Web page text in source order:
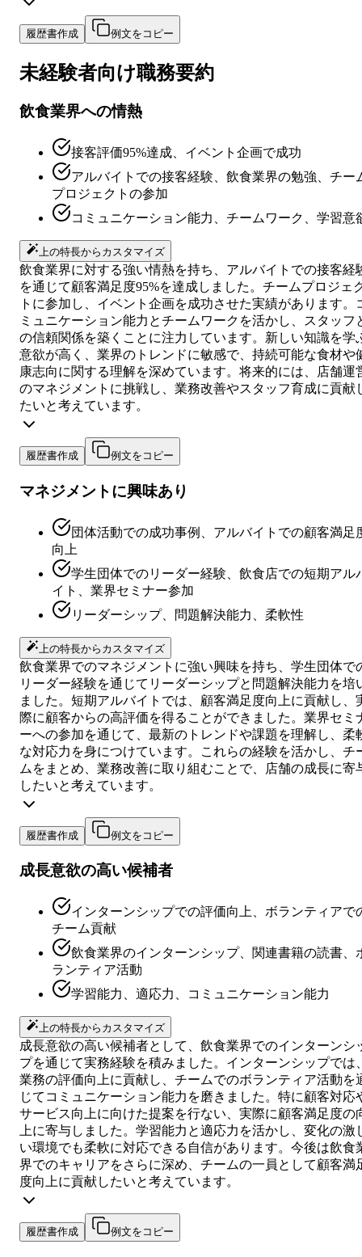
履歴書作成 例文をコピー
未経験者向け職務要約
飲食業界への情熱
接客評価95%達成、イベント企画で成功
アルバイトでの接客経験、飲食業界の勉強、チー
プロジェクトの参加
コミュニケーション能力、チームワーク、学習意
上の特長からカスタマイズ
飲食業界に対する強い情熱を持ち、アルバイトでの接客経
を通じて顧客満足度95%を達成しました。チームプロジェ
トに参加し、イベント企画を成功させた実績があります。
ミュニケーション能力とチームワークを活かし、スタッフ
の信頼関係を築くことに注力しています。新しい知識を学
意欲が高く、業界のトレンドに敏感で、持続可能な食材や
康志向に関する理解を深めています。将来的には、店舗運
のマネジメントに挑戦し、業務改善やスタッフ育成に貢献
たいと考えています。
履歴書作成 例文をコピー
マネジメントに興味あり
団体活動での成功事例、アルバイトでの顧客満足
向上
学生団体でのリーダー経験、飲食店での短期アル
イト、業界セミナー参加
リーダーシップ、問題解決能力、柔軟性
上の特長からカスタマイズ
飲食業界でのマネジメントに強い興味を持ち、学生団体で
リーダー経験を通じてリーダーシップと問題解決能力を培
ました。短期アルバイトでは、顧客満足度向上に貢献し、
際に顧客からの高評価を得ることができました。業界セミ
ーへの参加を通じて、最新のトレンドや課題を理解し、柔
な対応力を身につけています。これらの経験を活かし、チ
ムをまとめ、業務改善に取り組むことで、店舗の成長に寄
したいと考えています。
履歴書作成 例文をコピー
成長意欲の高い候補者
インターンシップでの評価向上、ボランティアで
チーム貢献
飲食業界のインターンシップ、関連書籍の読書、
ランティア活動
学習能力、適応力、コミュニケーション能力
上の特長からカスタマイズ
成長意欲の高い候補者として、飲食業界でのインターンシ
プを通じて実務経験を積みました。インターンシップでは
業務の評価向上に貢献し、チームでのボランティア活動を
じてコミュニケーション能力を磨きました。特に顧客対応
サービス向上に向けた提案を行ない、実際に顧客満足度の
上に寄与しました。学習能力と適応力を活かし、変化の激
い環境でも柔軟に対応できる自信があります。今後は飲食
界でのキャリアをさらに深め、チームの一員として顧客満
度向上に貢献したいと考えています。
履歴書作成 例文をコピー